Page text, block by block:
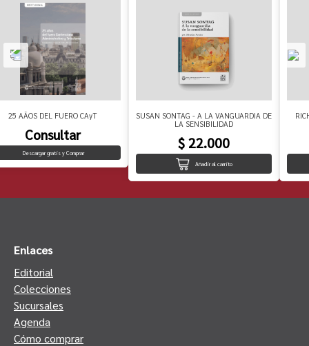
25 AÃOS DEL FUERO CAyT
Consultar
Descargar gratis y Comprar
SUSAN SONTAG - A LA VANGUARDIA DE
LA SENSIBILIDAD
$ 22.000
Añadir al carrito
Enlaces
Editorial
Colecciones
Sucursales
Agenda
Cómo comprar